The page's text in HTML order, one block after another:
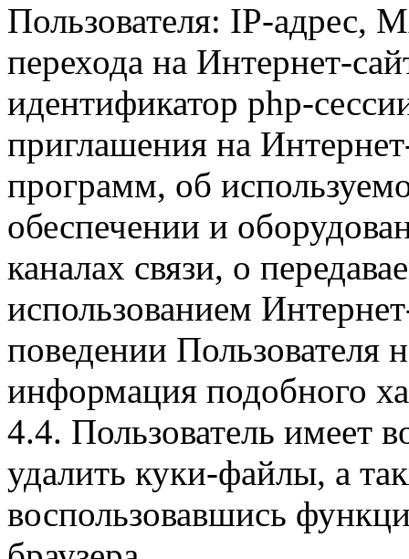
Пользователя: IP-адрес,
перехода на Интернет-
идентификатор php-
приглашения на
программ, об
обеспечении и
каналах связи, о
использованием
поведении Пользователя
информация подобного
4.4. Пользователь имеет
удалить куки-файлы, а
воспользовавшись